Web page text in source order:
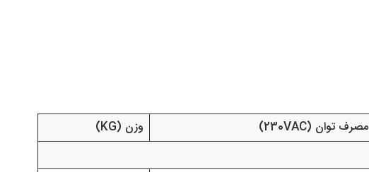
مصرف توان (230VAC)
وزن (KG)